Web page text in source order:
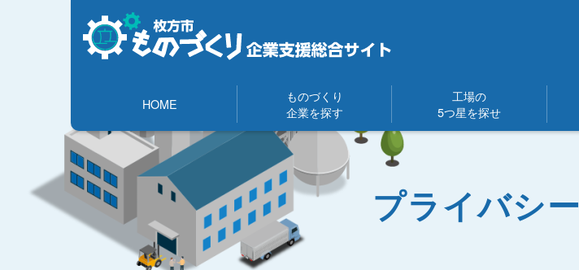
HOME
ものづくり
企業を探す
工場の
5つ星を探せ
プライバシ